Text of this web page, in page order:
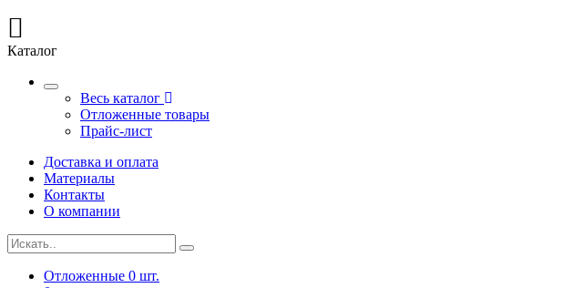
Каталог
Весь каталог
Отложенные товары
Прайс-лист
Доставка и оплата
Материалы
Контакты
О компании
Отложенные 0 шт.